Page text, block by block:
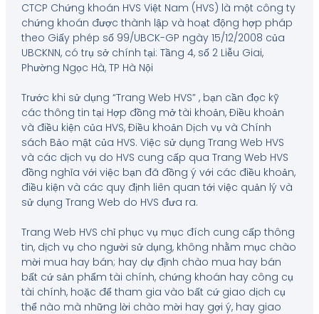
CTCP Chứng khoán HVS Việt Nam (HVS) là một công ty
chứng khoán được thành lập và hoạt động hợp pháp
theo Giấy phép số 99/UBCK-GP ngày 15/12/2008 của
UBCKNN, có trụ sở chính tại: Tầng 4, số 2 Liễu Giai,
Phường Ngọc Hà, TP Hà Nội
Trước khi sử dụng “Trang Web HVS” , bạn cần đọc kỹ
các thông tin tại Hợp đồng mở tài khoản, Điều khoản
và điều kiện của HVS, Điều khoản Dịch vụ và Chính
sách Bảo mật của HVS. Việc sử dụng Trang Web HVS
và các dịch vụ do HVS cung cấp qua Trang Web HVS
đồng nghĩa với việc bạn đã đồng ý với các điều khoản,
điều kiện và các quy định liên quan tới việc quản lý và
sử dụng Trang Web do HVS đưa ra.
Trang Web HVS chỉ phục vụ mục đích cung cấp thông
tin, dịch vụ cho người sử dụng, không nhằm mục chào
mời mua hay bán; hay dự định chào mua hay bán
bất cứ sản phẩm tài chính, chứng khoán hay công cụ
tài chính, hoặc để tham gia vào bất cứ giao dịch cụ
thể nào mà những lời chào mời hay gợi ý, hay giao